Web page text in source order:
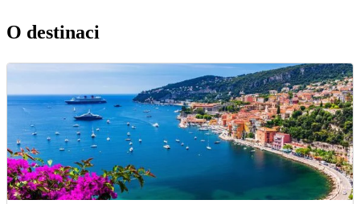
O destinaci